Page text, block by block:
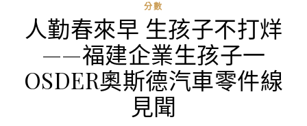
分數
人勤春來早 生孩子不打烊
——福建企業生孩子一
OSDER奧斯德汽車零件線
見聞